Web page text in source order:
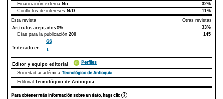
Financiación externa No
32%
Conflictos de intereses N/D
11%
Esta revista
Otras revistas
Artículos aceptados0%
33%
Días para la publicación 200 145
Indexado en
GS
L
Editor y equipo editorial Perfiles
Sociedad académica Tecnológico de Antioquia
Editorial Tecnológico de Antioquia
Para obtener más información sobre un dato, haga clic